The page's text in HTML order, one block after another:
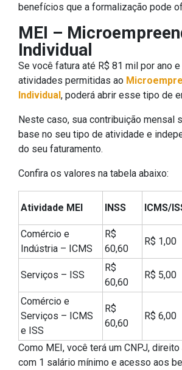
benefícios que a formalização pode
MEI –
Individual
Se você fatura até R$ 81 mil por ano
atividades permitidas ao
Individual, poderá abrir esse tipo de
Neste caso, sua contribuição mensal
base no seu tipo de atividade e
do seu faturamento.
Confira os valores na tabela abaixo:
Atividade MEI INSS ICMS/
Comércio e
Indústria – ICMS
R$
60,60
R$ 1,00
Serviços – ISS
R$
60,60
R$ 5,00
Comércio e
Serviços – ICMS
e ISS
R$
60,60
R$ 6,00
Como MEI, você terá um CNPJ,
com 1 salário mínimo e acesso aos